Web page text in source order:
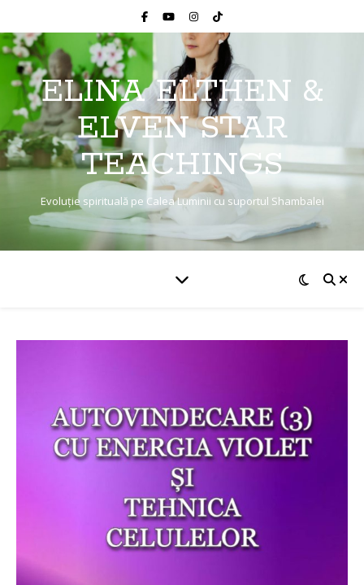
ELINA ELTHEN &
ELVEN STAR
TEACHINGS
Evoluție spirituală pe Calea Luminii cu suportul Shambalei